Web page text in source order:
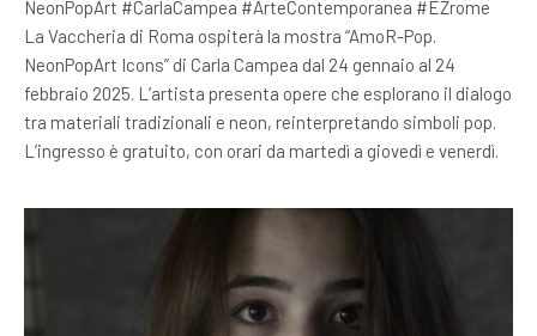
NeonPopArt #CarlaCampea #ArteContemporanea #EZrome
La Vaccheria di Roma ospiterà la mostra “AmoR-Pop.
NeonPopArt Icons” di Carla Campea dal 24 gennaio al 24
febbraio 2025. L’artista presenta opere che esplorano il dialogo
tra materiali tradizionali e neon, reinterpretando simboli pop.
L’ingresso è gratuito, con orari da martedì a giovedì e venerdì.